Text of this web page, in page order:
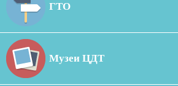
ГТО
Музеи ЦДТ